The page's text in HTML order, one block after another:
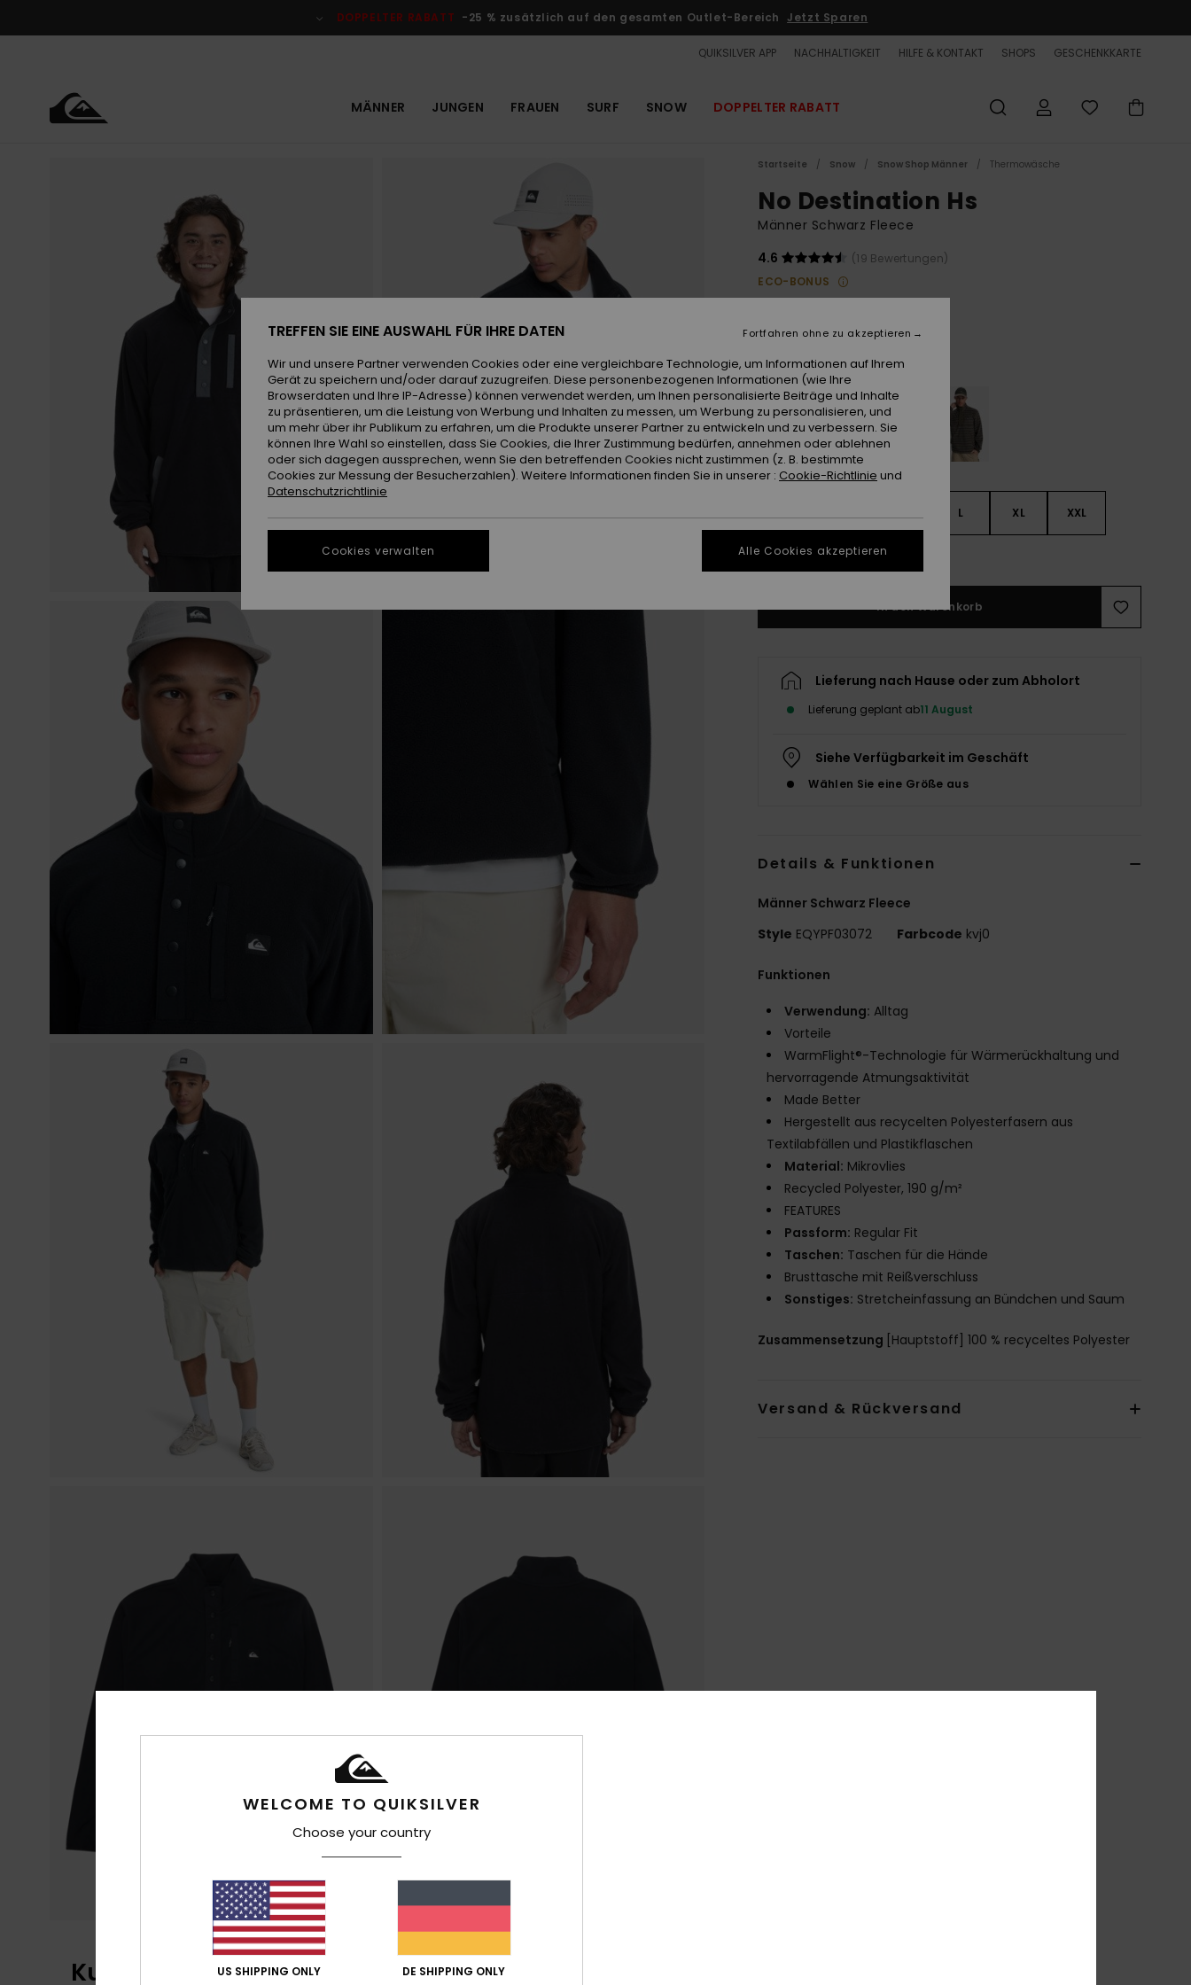
DOPPELTER RABATT -25 % zusätzlich auf den gesamten Outlet-Bereich Jetzt Sparen
QUIKSILVER APP NACHHALTIGKEIT HILFE & KONTAKT SHOPS GESCHENKKARTE
MÄNNER JUNGEN FRAUEN SURF SNOW DOPPELTER RABATT
Startseite Snow Snow Shop Männer Thermowäsche
No Destination Hs
Männer Schwarz Fleece
4.6
(19 Bewertungen)
ECO-BONUS
65,00 €
FarbeBlack
L XL XXL
Größentabelle ansehen
In den Warenkorb
Lieferung nach Hause oder zum Abholort
Lieferung geplant ab11 August
Siehe Verfügbarkeit im Geschäft
Wählen Sie eine Größe aus
Details & Funktionen
Männer Schwarz Fleece
Style EQYPF03072 Farbcode kvj0
Funktionen
Verwendung: Alltag
Vorteile
WarmFlight®-Technologie für Wärmerückhaltung und
hervorragende Atmungsaktivität
Made Better
Hergestellt aus recycelten Polyesterfasern aus
Textilabfällen und Plastikflaschen
Material: Mikrovlies
Recycled Polyester, 190 g/m²
FEATURES
Passform: Regular Fit
Taschen: Taschen für die Hände
Brusttasche mit Reißverschluss
Sonstiges: Stretcheinfassung an Bündchen und Saum
Zusammensetzung [Hauptstoff] 100 % recyceltes Polyester
Versand & Rückversand
Kundenbewertungen
WELCOME TO QUIKSILVER
Choose your country
US SHIPPING ONLY DE SHIPPING ONLY
TREFFEN SIE EINE AUSWAHL FÜR IHRE DATEN
Wir und unsere Partner verwenden Cookies oder eine vergleichbare Technologie, um Informationen auf Ihrem
Gerät zu speichern und/oder darauf zuzugreifen. Diese personenbezogenen Informationen (wie Ihre
Browserdaten und Ihre IP-Adresse) können verwendet werden, um Ihnen personalisierte Beiträge und Inhalte
zu präsentieren, um die Leistung von Werbung und Inhalten zu messen, um Werbung zu personalisieren, und
um mehr über ihr Publikum zu erfahren, um die Produkte unserer Partner zu entwickeln und zu verbessern. Sie
können Ihre Wahl so einstellen, dass Sie Cookies, die Ihrer Zustimmung bedürfen, annehmen oder ablehnen
oder sich dagegen aussprechen, wenn Sie den betreffenden Cookies nicht zustimmen (z. B. bestimmte
Cookies zur Messung der Besucherzahlen). Weitere Informationen finden Sie in unserer : Cookie-Richtlinie und
Datenschutzrichtlinie
Cookies verwalten
Fortfahren ohne zu akzeptieren
Alle Cookies akzeptieren